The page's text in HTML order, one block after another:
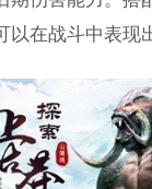
在战斗中表现